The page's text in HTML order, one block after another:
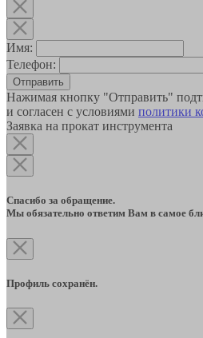
Имя:
Телефон:
Отправить
Нажимая кнопку "Отправить"
и согласен с условиями политики
Заявка на прокат инструмента
Спасибо за обращение.
Мы обязательно ответим Вам в самое
Профиль сохранён.